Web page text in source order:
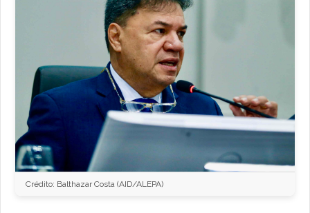
Crédito: Balthazar Costa (AID/ALEPA)